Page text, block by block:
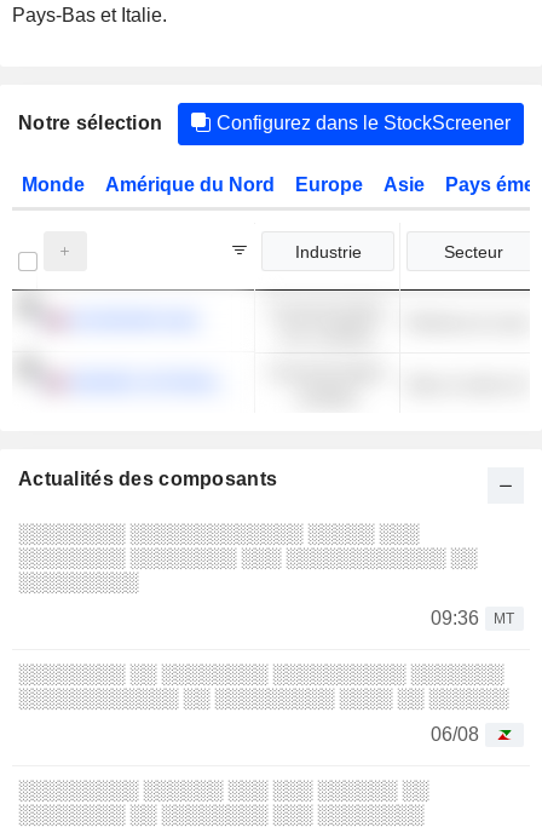
Pays-Bas et Italie.
Notre sélection Configurez dans le StockScreener
Monde Amérique du Nord Europe Asie Pays
Industrie Secteur
Actualités des composants
░░░░░░░░ ░░░░░░░░░░░░░ ░░░░░ ░░░
░░░░░░░░ ░░░░░░░░ ░░░ ░░░░░░░░░░░░ ░░
░░░░░░░░░
09:36
MT
░░░░░░░░ ░░ ░░░░░░░░ ░░░░░░░░░░ ░░░░░░░
░░░░░░░░░░░░ ░░ ░░░░░░░░░ ░░░░ ░░ ░░░░░░
06/08
░░░░░░░░░ ░░░░░░ ░░░ ░░░ ░░░░░░ ░░
░░░░░░░░ ░░ ░░░░░░░░ ░░░ ░░░░░░░░